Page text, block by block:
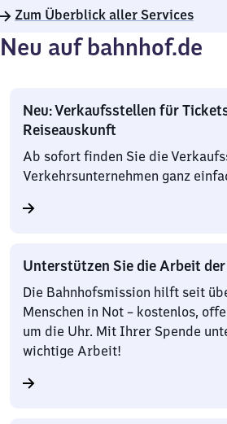
Zum Überblick aller Services
Neu auf bahnhof.de
Neu: Verkaufsstellen für
Reiseauskunft
Ab sofort finden Sie die
Verkehrsunternehmen ganz
Unterstützen Sie die Arbeit
Die Bahnhofsmission hilft seit
Menschen in Not – kostenlos,
um die Uhr. Mit Ihrer Spende
wichtige Arbeit!